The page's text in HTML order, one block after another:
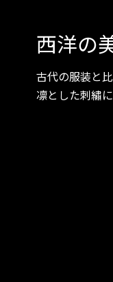
西洋の
古代の服装と
凛とした刺繡